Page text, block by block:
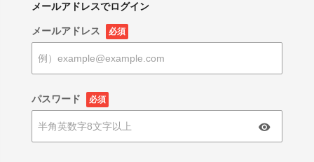
メールアドレスでログイン
メールアドレス 必須
パスワード 必須